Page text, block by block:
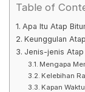
Table of
Apa Itu Atap
Keunggulan
Jenis-jenis Atap
Mengapa
Kelebihan
Kapan